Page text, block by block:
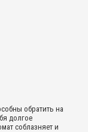
обратить на
долгое
соблазняет и